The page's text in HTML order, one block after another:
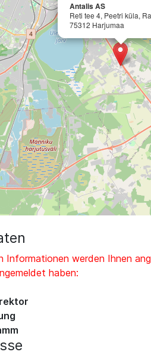
Antalis AS
Reti tee 4, Peetri küla,
75312 Harjumaa
Informationen werden Ihnen
haben: